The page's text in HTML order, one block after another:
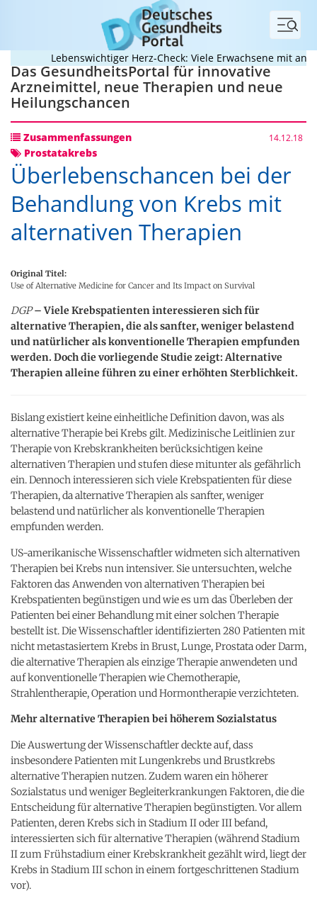
Menü
Lebenswichtiger Herz-Check: Viele Erwachsene mit
Das GesundheitsPortal für innovative
Arzneimittel, neue Therapien und neue
Heilungschancen
Zusammenfassungen 14.12.18
Prostatakrebs
Überlebenschancen bei der
Behandlung von Krebs mit
alternativen Therapien
Original Titel:
Use of Alternative Medicine for Cancer and Its Impact on Survival
DGP– Viele Krebspatienten interessieren sich für
alternative Therapien, die als sanfter, weniger belastend
und natürlicher als konventionelle Therapien empfunden
werden. Doch die vorliegende Studie zeigt: Alternative
Therapien alleine führen zu einer erhöhten Sterblichkeit.
Bislang existiert keine einheitliche Definition davon, was als
alternative Therapie bei Krebs gilt. Medizinische Leitlinien zur
Therapie von Krebskrankheiten berücksichtigen keine
alternativen Therapien und stufen diese mitunter als gefährlich
ein. Dennoch interessieren sich viele Krebspatienten für diese
Therapien, da alternative Therapien als sanfter, weniger
belastend und natürlicher als konventionelle Therapien
empfunden werden.
US-amerikanische Wissenschaftler widmeten sich alternativen
Therapien bei Krebs nun intensiver. Sie untersuchten, welche
Faktoren das Anwenden von alternativen Therapien bei
Krebspatienten begünstigen und wie es um das Überleben der
Patienten bei einer Behandlung mit einer solchen Therapie
bestellt ist. Die Wissenschaftler identifizierten 280 Patienten mit
nicht metastasiertem Krebs in Brust, Lunge, Prostata oder Darm,
die alternative Therapien als einzige Therapie anwendeten und
auf konventionelle Therapien wie Chemotherapie,
Strahlentherapie, Operation und Hormontherapie verzichteten.
Mehr alternative Therapien bei höherem Sozialstatus
Die Auswertung der Wissenschaftler deckte auf, dass
insbesondere Patienten mit Lungenkrebs und Brustkrebs
alternative Therapien nutzen. Zudem waren ein höherer
Sozialstatus und weniger Begleiterkrankungen Faktoren, die die
Entscheidung für alternative Therapien begünstigten. Vor allem
Patienten, deren Krebs sich in Stadium II oder III befand,
interessierten sich für alternative Therapien (während Stadium
II zum Frühstadium einer Krebskrankheit gezählt wird, liegt der
Krebs in Stadium III schon in einem fortgeschrittenen Stadium
vor).